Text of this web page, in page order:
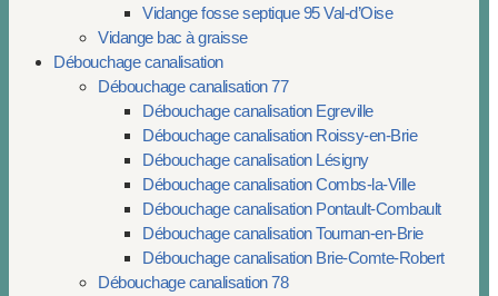
Vidange fosse septique 95 Val-d’Oise
Vidange bac à graisse
Débouchage canalisation
Débouchage canalisation 77
Débouchage canalisation Egreville
Débouchage canalisation Roissy-en-Brie
Débouchage canalisation Lésigny
Débouchage canalisation Combs-la-Ville
Débouchage canalisation Pontault-Combault
Débouchage canalisation Tournan-en-Brie
Débouchage canalisation Brie-Comte-Robert
Débouchage canalisation 78